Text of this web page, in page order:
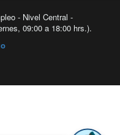
- Nivel Central -
09:00 a 18:00 hrs.).